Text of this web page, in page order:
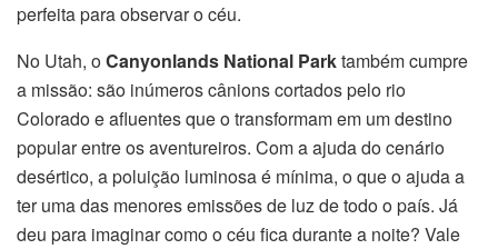
perfeita para observar o céu.
No Utah, oCanyonlands National Parktambém cumpre
a missão: são inúmeros cânions cortados pelo rio
Colorado e afluentes que o transformam em um destino
popular entre os aventureiros. Com a ajuda do cenário
desértico, a poluição luminosa é mínima, o que o ajuda a
ter uma das menores emissões de luz de todo o país. Já
deu para imaginar como o céu fica durante a noite? Vale